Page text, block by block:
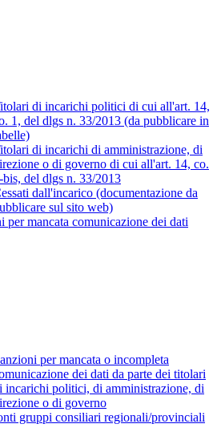
di incarichi politici di cui all'art. 14,
1, del dlgs n. 33/2013 (da pubblicare in
di incarichi di amministrazione, di
o di governo di cui all'art. 14, co.
bis, del dlgs n. 33/2013
dall'incarico (documentazione da
sul sito web)
per mancata comunicazione dei dati
per mancata o incompleta
dei dati da parte dei titolari
incarichi politici, di amministrazione, di
o di governo
gruppi consiliari regionali/provinciali